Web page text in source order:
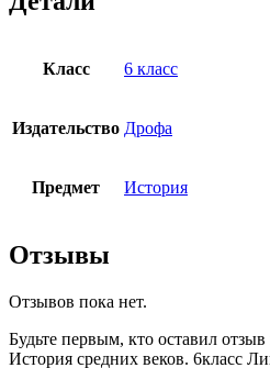
Класс 6 класс
Издательство Дрофа
Предмет История
Отзывы
Отзывов пока нет.
Будьте первым, кто оставил
История средних веков. 6класс